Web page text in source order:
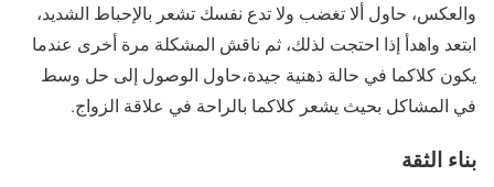
والعكس، حاول ألا تغضب ولا تدع نفسك تشعر بالإحباط الشديد،
ابتعد واهدأ إذا احتجت لذلك، ثم ناقش المشكلة مرة أخرى عندما
يكون كلاكما في حالة ذهنية جيدة،حاول الوصول إلى حل وسط
في المشاكل بحيث يشعر كلاكما بالراحة في علاقة الزواج.
بناء الثقة